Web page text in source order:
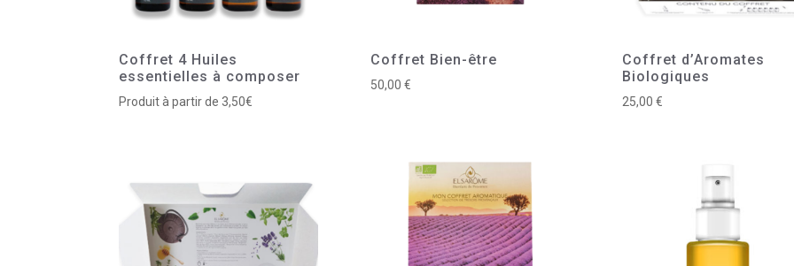
Coffret 4 Huiles
essentielles à composer
Produit à partir de 3,50€
Coffret Bien-être
50,00 €
Coffret d’Aromates
Biologiques
25,00 €